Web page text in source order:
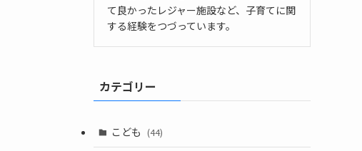
て良かったレジャー施設など、子育てに関
する経験をつづっています。
カテゴリー
こども (44)